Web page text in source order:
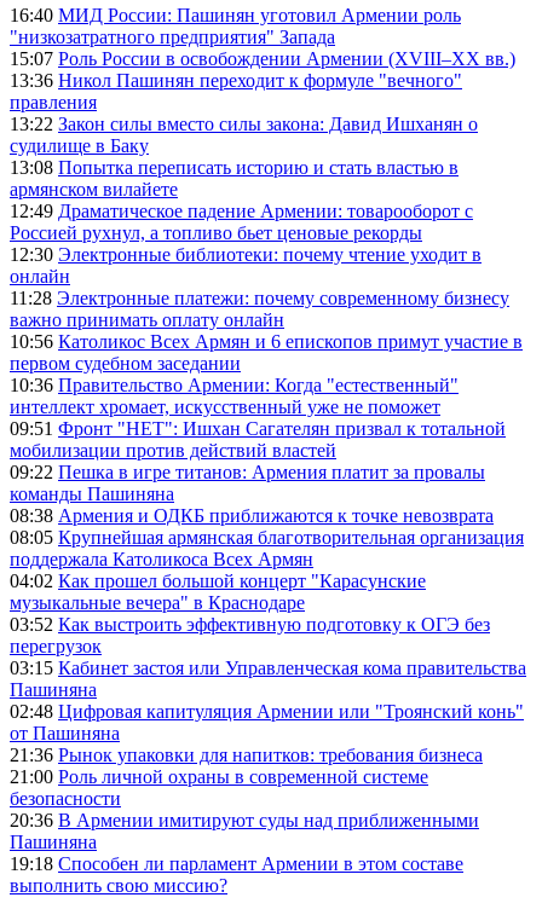
16:40 МИД России: Пашинян уготовил Армении роль
"низкозатратного предприятия" Запада
15:07 Роль России в освобождении Армении (XVIII–XX вв.)
13:36 Никол Пашинян переходит к формуле "вечного"
правления
13:22 Закон силы вместо силы закона: Давид Ишханян о
судилище в Баку
13:08 Попытка переписать историю и стать властью в
армянском вилайете
12:49 Драматическое падение Армении: товарооборот с
Россией рухнул, а топливо бьет ценовые рекорды
12:30 Электронные библиотеки: почему чтение уходит в
онлайн
11:28 Электронные платежи: почему современному бизнесу
важно принимать оплату онлайн
10:56 Католикос Всех Армян и 6 епископов примут участие в
первом судебном заседании
10:36 Правительство Армении: Когда "естественный"
интеллект хромает, искусственный уже не поможет
09:51 Фронт "НЕТ": Ишхан Сагателян призвал к тотальной
мобилизации против действий властей
09:22 Пешка в игре титанов: Армения платит за провалы
команды Пашиняна
08:38 Армения и ОДКБ приближаются к точке невозврата
08:05 Крупнейшая армянская благотворительная организация
поддержала Католикоса Всех Армян
04:02 Как прошел большой концерт "Карасунские
музыкальные вечера" в Краснодаре
03:52 Как выстроить эффективную подготовку к ОГЭ без
перегрузок
03:15 Кабинет застоя или Управленческая кома правительства
Пашиняна
02:48 Цифровая капитуляция Армении или "Троянский конь"
от Пашиняна
21:36 Рынок упаковки для напитков: требования бизнеса
21:00 Роль личной охраны в современной системе
безопасности
20:36 В Армении имитируют суды над приближенными
Пашиняна
19:18 Способен ли парламент Армении в этом составе
выполнить свою миссию?